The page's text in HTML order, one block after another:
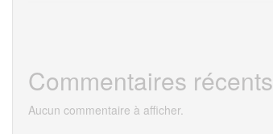
Commentaires récents
Aucun commentaire à afficher.